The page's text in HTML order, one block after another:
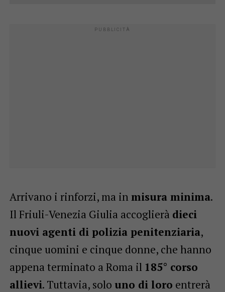
Arrivano i rinforzi, ma in misura minima.
Il Friuli-Venezia Giulia accoglierà dieci
nuovi agenti di polizia penitenziaria,
cinque uomini e cinque donne, che hanno
appena terminato a Roma il 185° corso
allievi. Tuttavia, solo uno di loro entrerà